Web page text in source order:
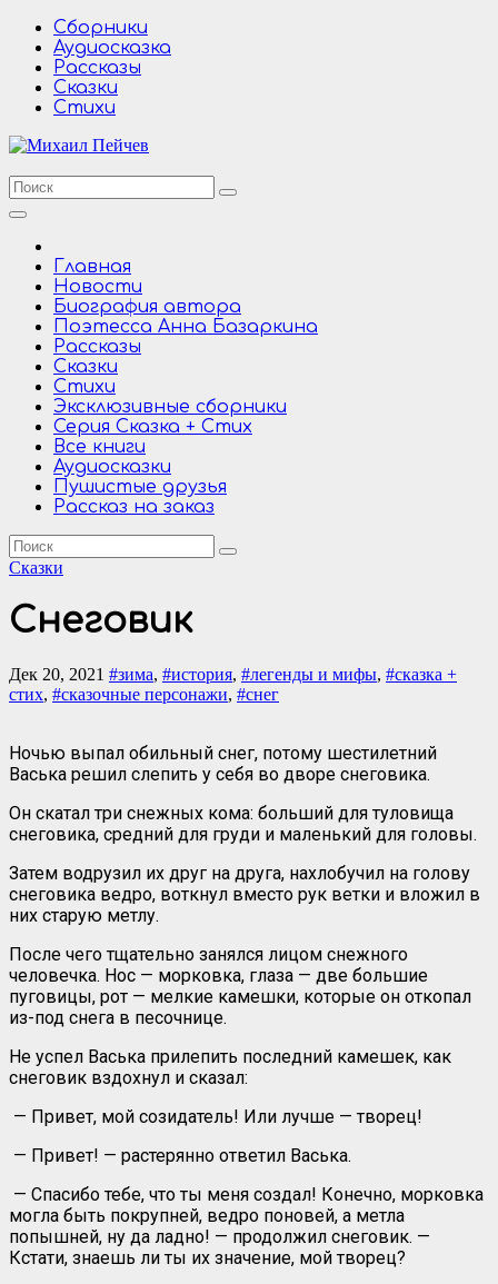
Перейти
содержимому
Сборники
Аудиосказка
Рассказы
Сказки
Стихи
Главная
Новости
Биография автора
Поэтесса Анна Базаркина
Рассказы
Сказки
Стихи
Эксклюзивные сборники
Серия Сказка + Стих
Все книги
Аудиосказки
Пушистые друзья
Рассказ на заказ
Сказки
Снеговик
Дек 20, 2021 #зима, #история, #легенды и мифы, #сказка +
стих, #сказочные персонажи, #снег
Ночью выпал обильный снег, потому шестилетний
Васька решил слепить у себя во дворе снеговика.
Он скатал три снежных кома: больший для туловища
снеговика, средний для груди и маленький для головы.
Затем водрузил их друг на друга, нахлобучил на голову
снеговика ведро, воткнул вместо рук ветки и вложил в
них старую метлу.
После чего тщательно занялся лицом снежного
человечка. Нос — морковка, глаза — две большие
пуговицы, рот — мелкие камешки, которые он откопал
из-под снега в песочнице.
Не успел Васька прилепить последний камешек, как
снеговик вздохнул и сказал:
— Привет, мой созидатель! Или лучше — творец!
— Привет! — растерянно ответил Васька.
— Спасибо тебе, что ты меня создал! Конечно, морковка
могла быть покрупней, ведро поновей, а метла
попышней, ну да ладно! — продолжил снеговик. —
Кстати, знаешь ли ты их значение, мой творец?